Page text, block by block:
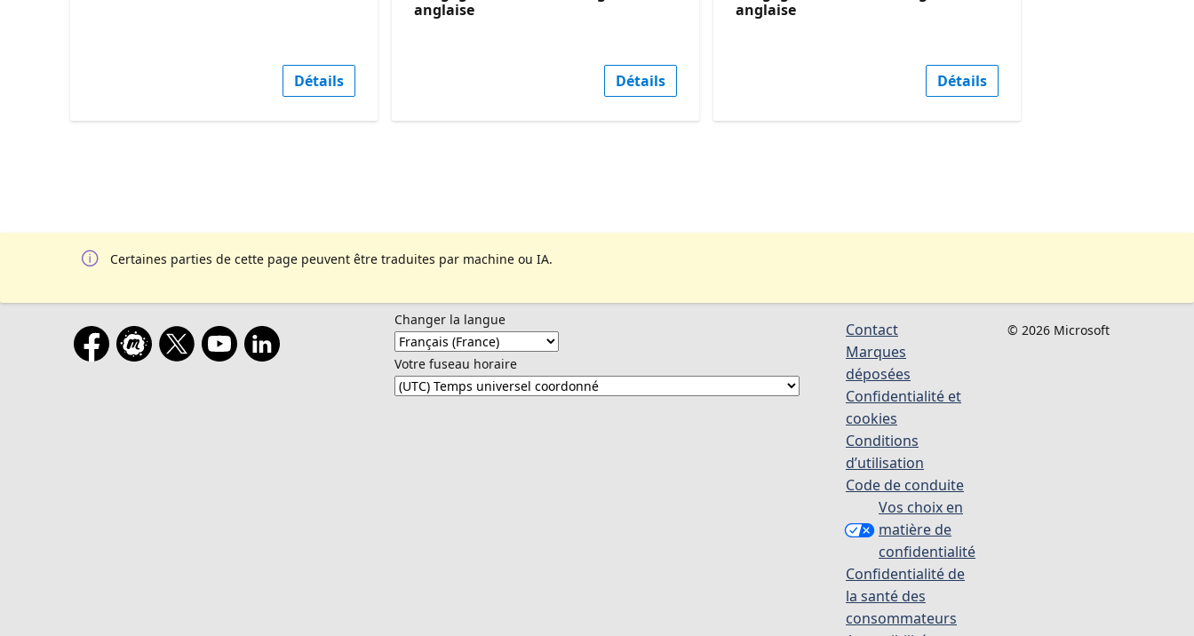
Détails
anglaise
Détails
anglaise
Détails
Certaines parties de cette page peuvent être traduites par machine ou IA.
Changer la langue
Votre fuseau horaire
Contact
Marques
déposées
Confidentialité et
cookies
Conditions
d’utilisation
Code de conduite
Vos choix en
matière de
confidentialité
Confidentialité de
la santé des
consommateurs
© 2026 Microsoft